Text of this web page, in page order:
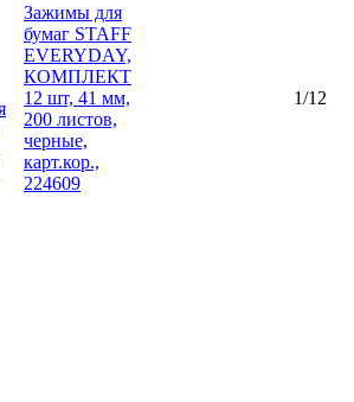
Зажимы для
бумаг STAFF
EVERYDAY,
КОМПЛЕКТ
12 шт, 41 мм,
200 листов,
черные,
карт.кор.,
224609
1/12